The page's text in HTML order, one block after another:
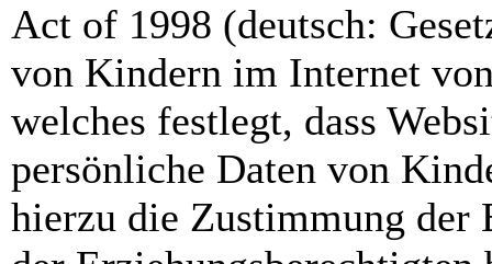
Act of 1998 (deutsch:
von Kindern im Internet
welches festlegt, dass
persönliche Daten von
hierzu die Zustimmung der